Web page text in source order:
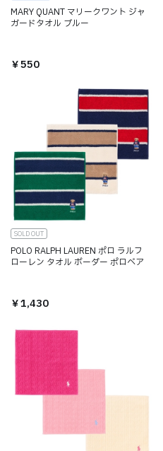
MARY QUANT マリークワント ジャ
ガードタオル ブルー
￥550
SOLD OUT
POLO RALPH LAUREN ポロ ラルフ
ローレン タオル ボーダー ポロベア
￥1,430